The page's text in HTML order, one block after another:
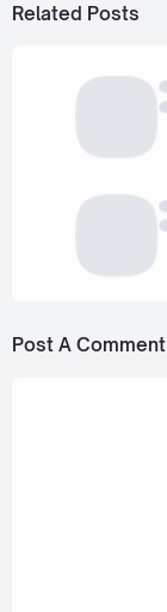
Related Posts
Post A Comment